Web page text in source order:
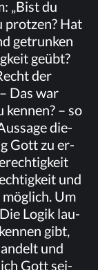
„Bist du
prot­zen? Hat
ge­trun­ken
ge­übt?
der
Das war
– so
die­
Gott zu er­
und
Um
Lo­gik lau­
gibt,
und
Gott sei­